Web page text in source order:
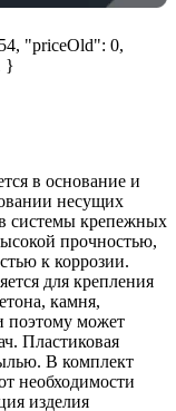
"priceOld": 0,
}
в основание и
несущих
системы крепежных
прочностью,
к коррозии.
для крепления
камня,
поэтому может
Пластиковая
В комплект
необходимости
изделия